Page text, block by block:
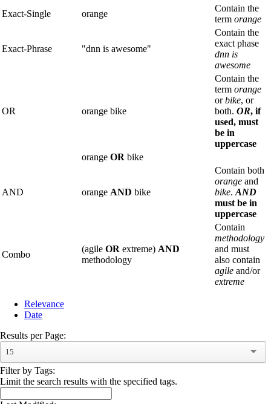
Exact-Single
orange
Contain the
term orange
Exact-Phrase "dnn is awesome"
Contain the
exact phase
dnn is
awesome
OR orange bike
Contain the
term orange
orbike, or
both. OR, if
used, must
be in
uppercase
orange OR bike
AND orange AND bike
Contain both
orange and
bike. AND
must be in
uppercase
Combo
(agile OR extreme) AND
methodology
Contain
methodology
and must
also contain
agile and/or
extreme
Relevance
Date
Results per Page:
15
Filter by Tags:
Limit the search results with the specified tags.